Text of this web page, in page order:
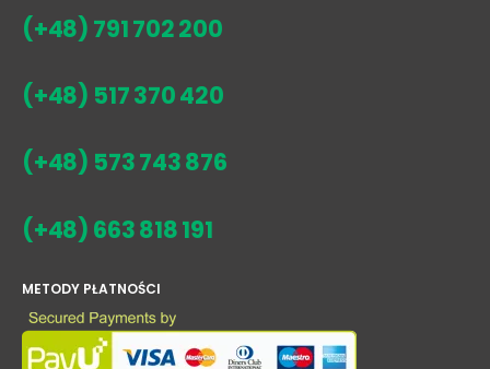
(+48) 791 702 200
(+48) 517 370 420
(+48) 573 743 876
(+48) 663 818 191
METODY PŁATNOŚCI